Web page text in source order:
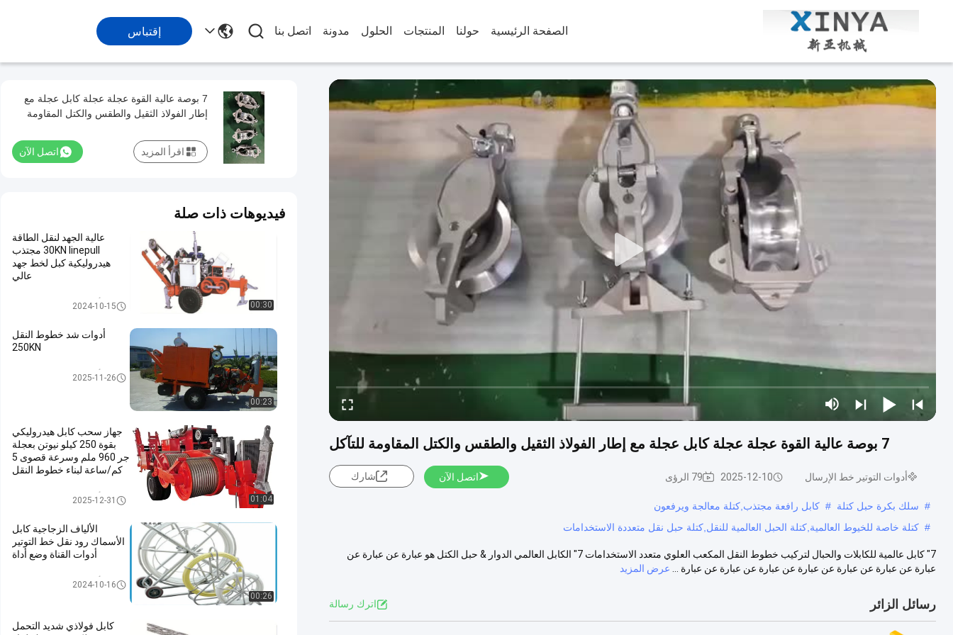
الصفحة الرئيسية حولنا المنتجات الحلول مدونة اتصل بنا إقتباس
7 بوصة عالية القوة عجلة عجلة كابل عجلة مع إطار الفولاذ الثقيل والطقس والكتل المقاومة للتآكل
أدوات التوتير خط الإرسال 2025-12-10 79 الرؤى اتصل الآن شارك
# سلك بكرة حبل كتلة # كابل رافعة مجتذب,كتلة معالجة ويرفعون
# كتلة خاصة للخيوط العالمية,كتلة الحبل العالمية للنقل,كتلة حبل نقل متعددة الاستخدامات
7" كابل عالمية للكابلات والحبال لتركيب خطوط النقل المكعب العلوي متعدد الاستخدامات 7" الكابل العالمي الدوار & حبل الكتل هو عبارة عن عبارة عن
عبارة عن عبارة عن عبارة عن عبارة عن عبارة عن عبارة عن عبارة ...
عرض المزيد
رسائل الزائر اترك رسالة
7 بوصة عالية القوة عجلة عجلة كابل عجلة مع
إطار الفولاذ الثقيل والطقس والكتل المقاومة
اتصل الآن اقرأ المزيد
فيديوهات ذات صلة
00:30
عالية الجهد لنقل الطاقة
30KN linepull مجتذب
هيدروليكية كبل لخط جهد
عالي
أدوات التوتير خط الإرسال
2024-10-15
00:23
أدوات شد خطوط النقل
250KN
أدوات التوتير خط الإرسال
2025-11-26
01:04
جهاز سحب كابل هيدروليكي
بقوة 250 كيلو نيوتن بعجلة
جر 960 ملم وسرعة قصوى 5
كم/ساعة لبناء خطوط النقل
أدوات التوتير خط الإرسال
2025-12-31
00:26
الألياف الزجاجية كابل
الأسماك رود نقل خط التوتير
أدوات القناة وضع أداة
أدوات التوتير خط الإرسال
2024-10-16
كابل فولاذي شديد التحمل